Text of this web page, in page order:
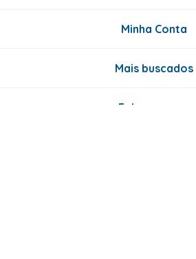
Minha Conta
Mais buscados
Fale conosco